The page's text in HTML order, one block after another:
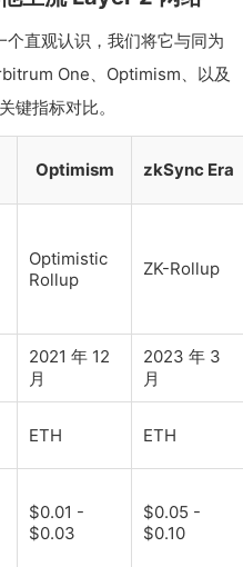
直观认识，我们将它与同为
One、Optimism、以及
键指标对比。
Optimism zkSync Era
Optimistic
Rollup
ZK-Rollup
2021 年 12
月
2023 年 3
月
ETH ETH
$0.01 -
$0.03
$0.05 -
$0.10